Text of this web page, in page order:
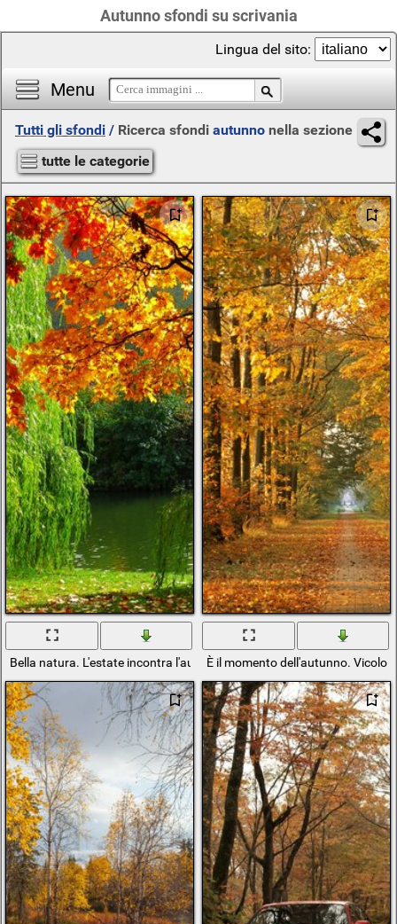
Autunno sfondi su scrivania
Menu
Lingua del sito:
Tutti gli sfondi / Ricerca sfondi autunno nella sezione
tutte le categorie
Bella natura. L'estate incontra l'autunnoÈ il momento dell'autunno. Vicolo